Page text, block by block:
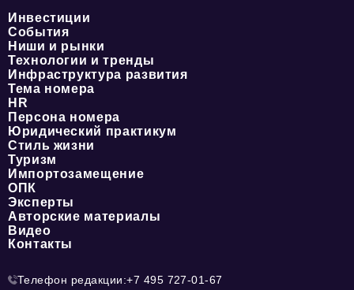
Инвестиции
События
Ниши и рынки
Технологии и тренды
Инфраструктура развития
Тема номера
HR
Персона номера
Юридический практикум
Стиль жизни
Туризм
Импортозамещение
ОПК
Эксперты
Авторские материалы
Видео
Контакты
Телефон редакции:+7 495 727-01-67